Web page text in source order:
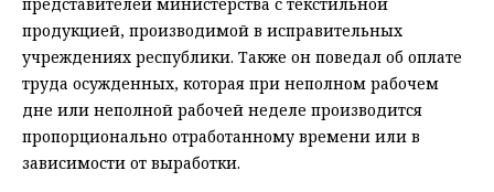
продукцией, производимой в исправительных
учреждениях республики. Также он поведал об оплате
труда осужденных, которая при неполном рабочем
дне или неполной рабочей неделе производится
пропорционально отработанному времени или в
зависимости от выработки.